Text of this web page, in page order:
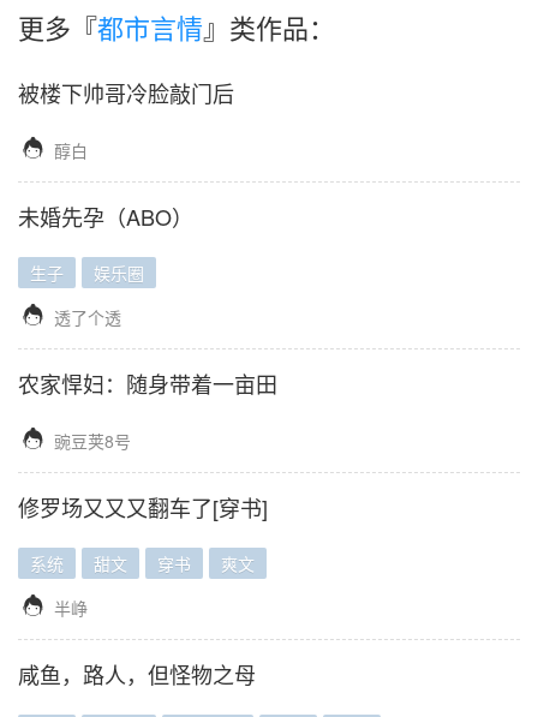
更多『都市言情』类作品：
被楼下帅哥冷脸敲门后
 醇白
未婚先孕（ABO）
生子 娱乐圈
 透了个透
农家悍妇：随身带着一亩田
 豌豆荚8号
修罗场又又又翻车了[穿书]
系统 甜文 穿书 爽文
 半峥
咸鱼，路人，但怪物之母